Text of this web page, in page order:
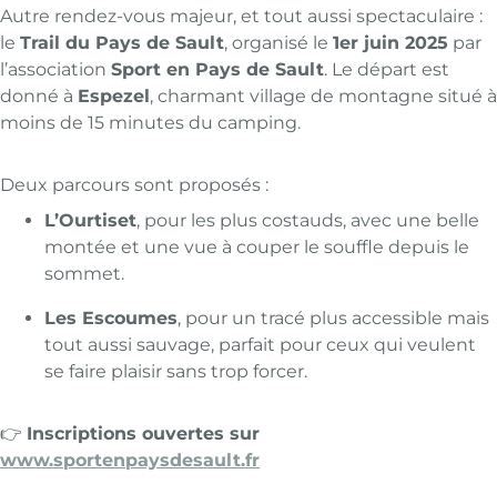
Autre rendez-vous majeur, et tout aussi spectaculaire :
le Trail du Pays de Sault, organisé le 1er juin 2025 par
l’association Sport en Pays de Sault. Le départ est
donné à Espezel, charmant village de montagne situé à
moins de 15 minutes du camping.
Deux parcours sont proposés :
L’Ourtiset, pour les plus costauds, avec une belle
montée et une vue à couper le souffle depuis le
sommet.
Les Escoumes, pour un tracé plus accessible mais
tout aussi sauvage, parfait pour ceux qui veulent
se faire plaisir sans trop forcer.
👉 Inscriptions ouvertes sur
www.sportenpaysdesault.fr